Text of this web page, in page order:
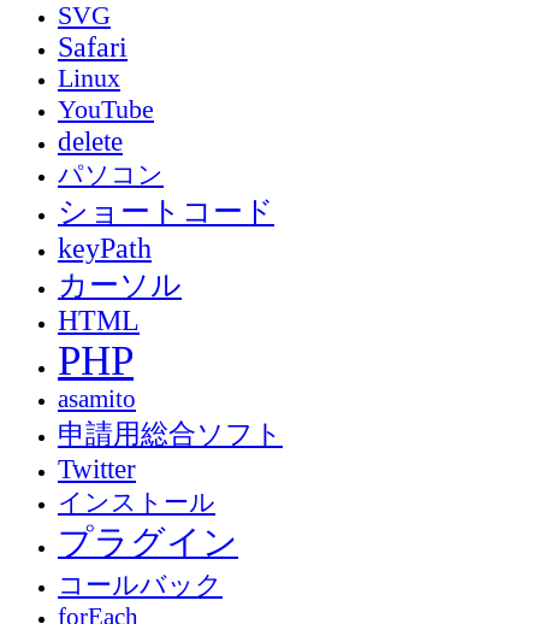
SVG
Safari
Linux
YouTube
delete
パソコン
ショートコード
keyPath
カーソル
HTML
PHP
asamito
申請用総合ソフト
Twitter
インストール
プラグイン
コールバック
forEach